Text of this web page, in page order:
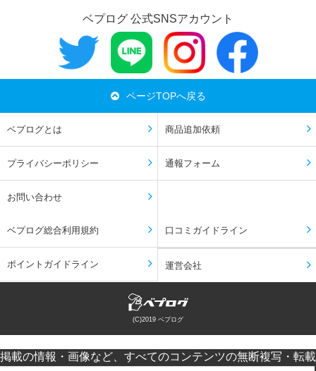
ベプログ 公式SNSアカウント
ページTOPへ戻る
ベプログとは 商品追加依頼
プライバシーポリシー 通報フォーム
お問い合わせ
ベプログ総合利用規約 口コミガイドライン
ポイントガイドライン 運営会社
(C)2019 ベプログ
掲載の情報・画像など、すべてのコンテンツの無断複写・転載